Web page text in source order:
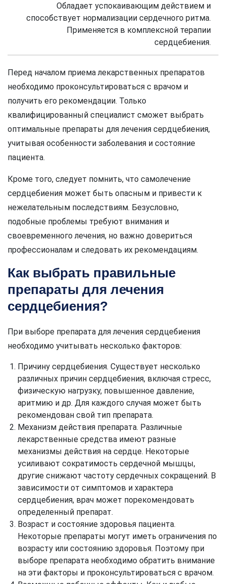
Обладает успокаивающим действием и
способствует нормализации сердечного ритма.
Применяется в комплексной терапии
сердцебиения.
Перед началом приема лекарственных препаратов
необходимо проконсультироваться с врачом и
получить его рекомендации. Только
квалифицированный специалист сможет выбрать
оптимальные препараты для лечения сердцебиения,
учитывая особенности заболевания и состояние
пациента.
Кроме того, следует помнить, что самолечение
сердцебиения может быть опасным и привести к
нежелательным последствиям. Безусловно,
подобные проблемы требуют внимания и
своевременного лечения, но важно довериться
профессионалам и следовать их рекомендациям.
Как выбрать правильные
препараты для лечения
сердцебиения?
При выборе препарата для лечения сердцебиения
необходимо учитывать несколько факторов:
Причину сердцебиения. Существует несколько
различных причин сердцебиения, включая стресс,
физическую нагрузку, повышенное давление,
аритмию и др. Для каждого случая может быть
рекомендован свой тип препарата.
Механизм действия препарата. Различные
лекарственные средства имеют разные
механизмы действия на сердце. Некоторые
усиливают сократимость сердечной мышцы,
другие снижают частоту сердечных сокращений. В
зависимости от симптомов и характера
сердцебиения, врач может порекомендовать
определенный препарат.
Возраст и состояние здоровья пациента.
Некоторые препараты могут иметь ограничения по
возрасту или состоянию здоровья. Поэтому при
выборе препарата необходимо обратить внимание
на эти факторы и проконсультироваться с врачом.